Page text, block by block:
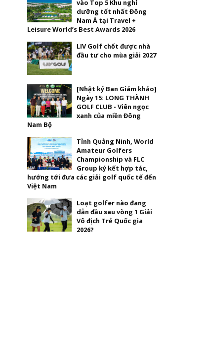
vào Top 5 Khu nghỉ
dưỡng tốt nhất Đông
Nam Á tại Travel +
Leisure World’s Best Awards 2026
LIV Golf chốt được nhà
đầu tư cho mùa giải 2027
[Nhật ký Ban Giám khảo]
Ngày 15: LONG THÀNH
GOLF CLUB - Viên ngọc
xanh của miền Đông
Nam Bộ
Tỉnh Quảng Ninh, World
Amateur Golfers
Championship và FLC
Group ký kết hợp tác,
hướng tới đưa các giải golf quốc tế đến
Việt Nam
Loạt golfer nào đang
dẫn đầu sau vòng 1 Giải
Vô địch Trẻ Quốc gia
2026?